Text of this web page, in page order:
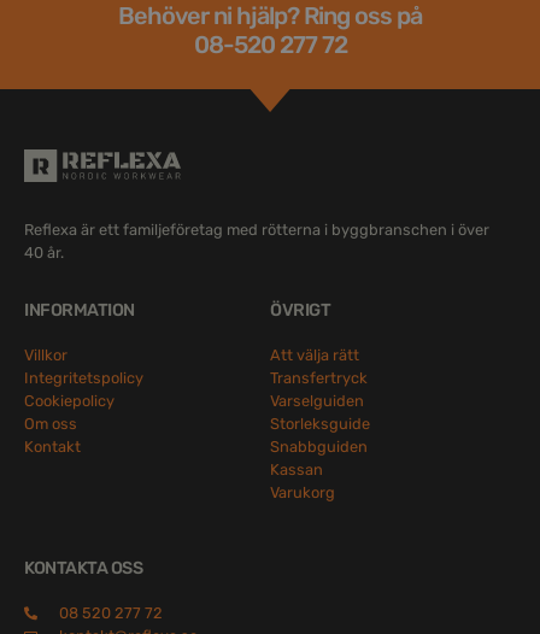
Behöver ni hjälp? Ring oss på
08-520 277 72
Reflexa är ett familjeföretag med rötterna i byggbranschen i över
40 år.
INFORMATION
Villkor
Integritetspolicy
Cookiepolicy
Om oss
Kontakt
ÖVRIGT
Att välja rätt
Transfertryck
Varselguiden
Storleksguide
Snabbguiden
Kassan
Varukorg
KONTAKTA OSS
08 520 277 72